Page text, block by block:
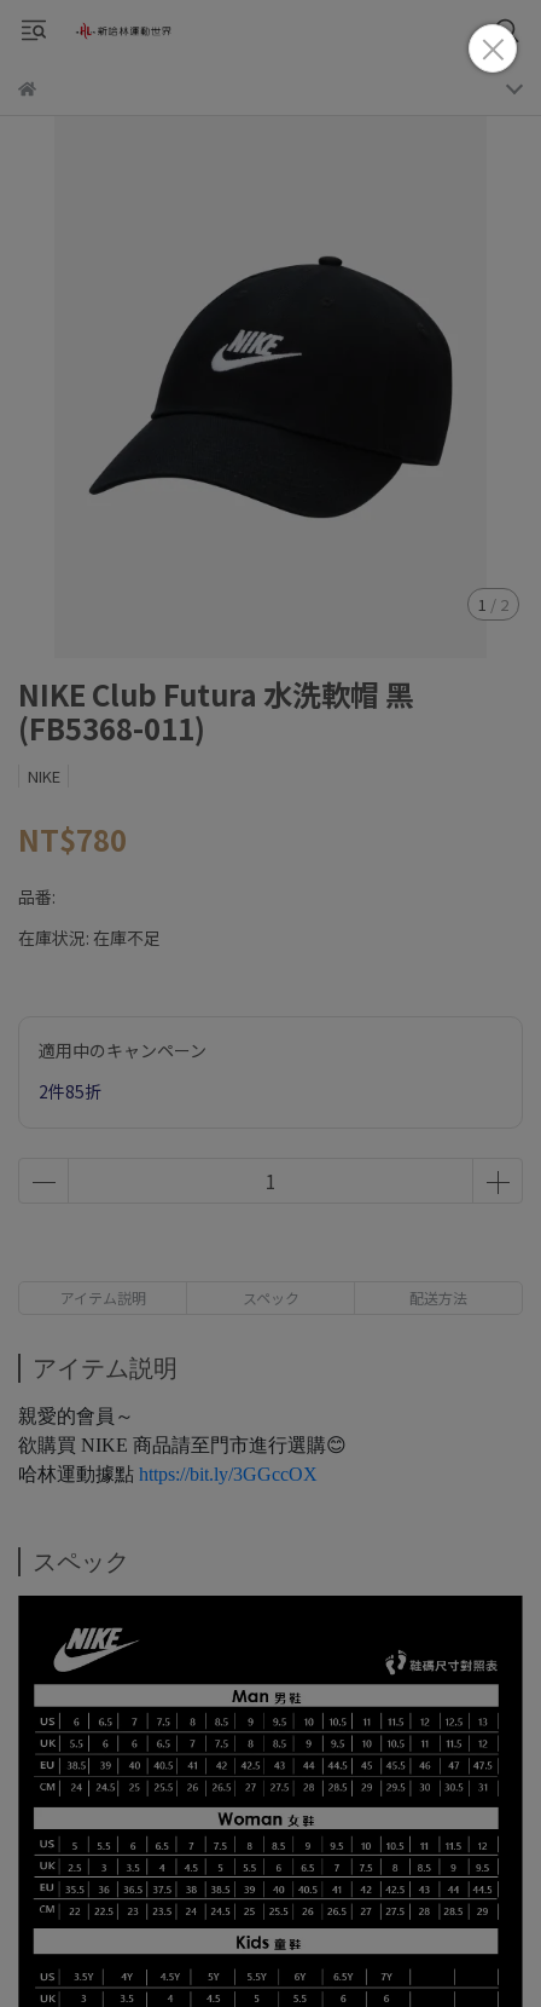
1 / 2
NIKE Club Futura 水洗軟帽 黑
(FB5368-011)
NIKE
NT$780
品番:
在庫状況: 在庫不足
適用中のキャンペーン
2件85折
アイテム説明 スペック 配送方法
アイテム説明
親愛的會員～
欲購買 NIKE 商品請至門市進行選購😊
哈林運動據點 https://bit.ly/3GGccOX
スペック